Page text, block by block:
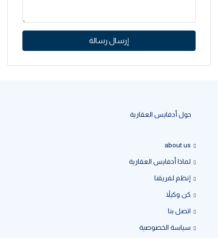
إرسال رسالة
حول أدفايس العقارية
about us
لماذا أدفايس العقارية
إنظم لفريقنا
كن وكيلاً
اتصل بنا
سياسة الخصوصية